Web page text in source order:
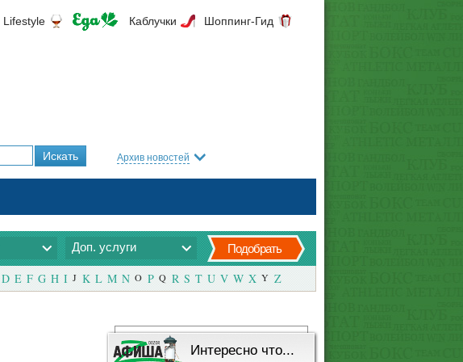
Lifestyle Каблучки Шоппинг-Гид
Архив новостей
Доп. услуги Подобрать
D E F G H I J K L M N O P Q R S T U V W X Y Z
Интересно что...